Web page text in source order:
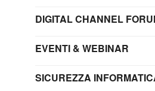
DIGITAL CHANNEL
EVENTI & WEBINAR
SICUREZZA